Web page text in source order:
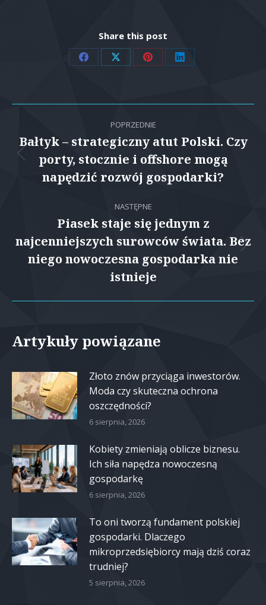
Share this post
Share
Facebook
Share
X
Share
Pinterest
Share
LinkedIn
Nawigacja
wpisów
POPRZEDNIE
Poprzedni
wpis:
Bałtyk – strategiczny atut Polski. Czy
porty, stocznie i offshore mogą
napędzić rozwój gospodarki?
NASTĘPNE
wpis:
Piasek staje się jednym z
najcenniejszych surowców świata. Bez
niego nowoczesna gospodarka nie
istnieje
Artykuły powiązane
Złoto znów przyciąga inwestorów.
Moda czy skuteczna ochrona
oszczędności?
6 sierpnia, 2026
Kobiety zmieniają oblicze biznesu.
Ich siła napędza nowoczesną
gospodarkę
6 sierpnia, 2026
To oni tworzą fundament polskiej
gospodarki. Dlaczego
mikroprzedsiębiorcy mają dziś coraz
trudniej?
5 sierpnia, 2026